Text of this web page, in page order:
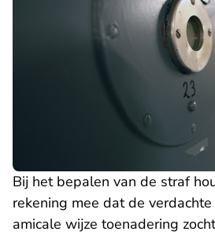
Bij het bepalen van de straf
rekening mee dat de
amicale wijze toenadering